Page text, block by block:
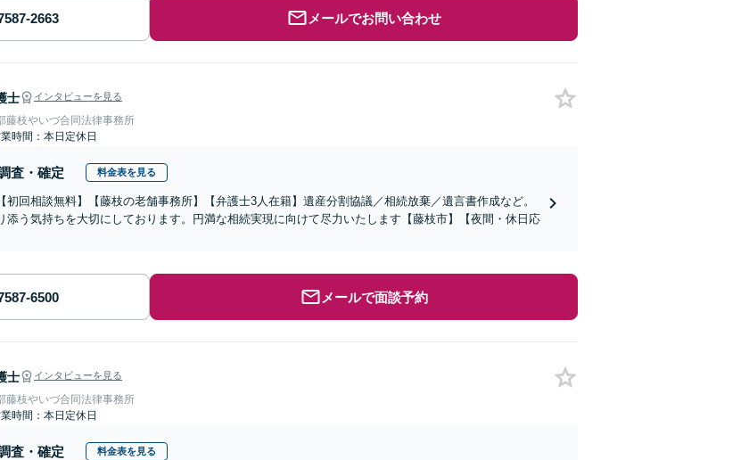
メールでお問い合わせ
士 インタビューを見る
藤枝やいづ合同法律事務所
時間：本日定休日
査・確定 料金表を見る
初回相談無料】【藤枝の老舗事務所】【弁護士3人在籍】遺産分割協議／相続放棄／遺言書作成など。
添う気持ちを大切にしております。円満な相続実現に向けて尽力いたします【藤枝市】【夜間・休日応
メールで面談予約
士 インタビューを見る
藤枝やいづ合同法律事務所
時間：本日定休日
査・確定 料金表を見る